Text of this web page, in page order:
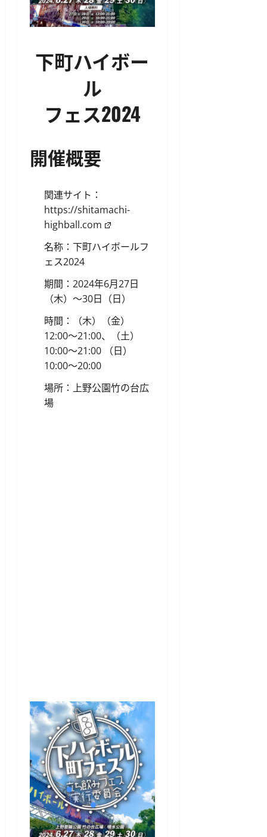
下町ハイボー
ル
フェス2024
開催概要
関連サイト：
https://shitamachi-
highball.com
名称：下町ハイボールフ
ェス2024
期間：2024年6月27日
（木）〜30日（日）
時間：（木）（金）
12:00〜21:00、（土）
10:00〜21:00 （日）
10:00〜20:00
場所：上野公園竹の台広
場